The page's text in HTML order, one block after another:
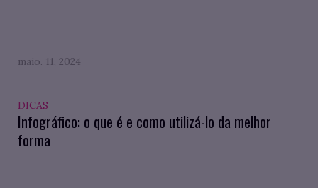
maio. 11, 2024
DICAS
Infográfico: o que é e como utilizá-lo da melhor
forma